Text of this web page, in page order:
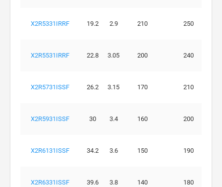
X2R5331IRRF 19.2 2.9 210 250
X2R5531IRRF 22.8 3.05 200 240
X2R5731ISSF 26.2 3.15 170 210
X2R5931ISSF 30 3.4 160 200
X2R6131ISSF 34.2 3.6 150 190
X2R6331ISSF 39.6 3.8 140 180